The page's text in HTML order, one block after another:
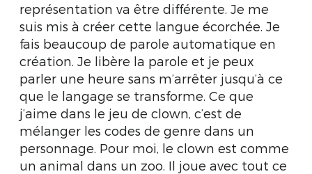
représentation va être différente. Je me
suis mis à créer cette langue écorchée. Je
fais beaucoup de parole automatique en
création. Je libère la parole et je peux
parler une heure sans m’arrêter jusqu’à ce
que le langage se transforme. Ce que
j’aime dans le jeu de clown, c’est de
mélanger les codes de genre dans un
personnage. Pour moi, le clown est comme
un animal dans un zoo. Il joue avec tout ce